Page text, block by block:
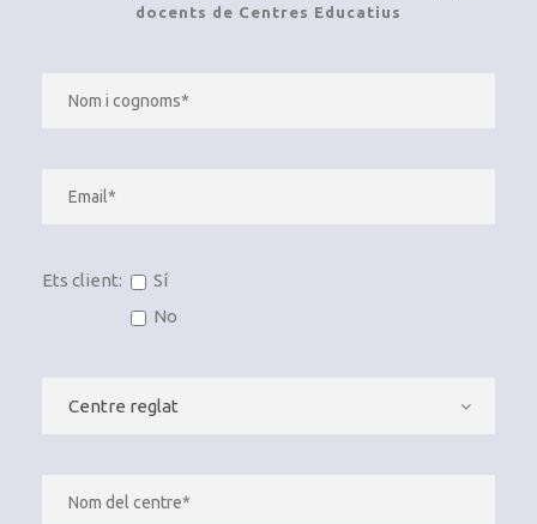
docents de Centres Educatius
Ets client:
Sí
No